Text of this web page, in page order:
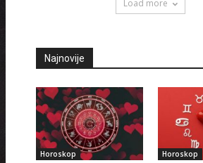
Load more
Najnovije
Horoskop Horoskop